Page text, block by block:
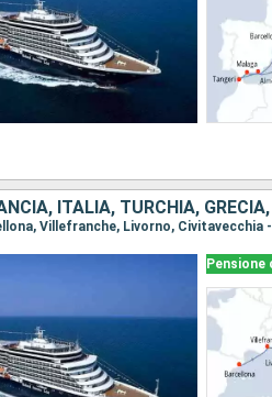
ITALIA, TURCHIA,
Pensione